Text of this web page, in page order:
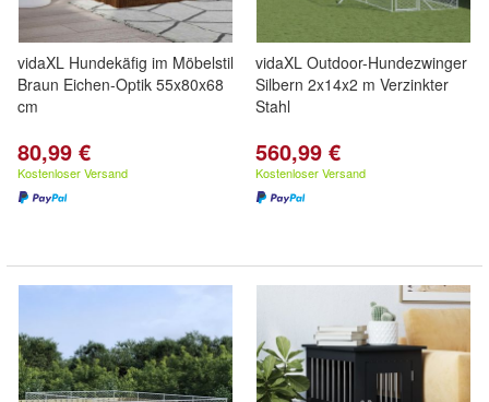
vidaXL Hundekäfig im Möbelstil
Braun Eichen-Optik 55x80x68
cm
80,99 €
Kostenloser Versand
vidaXL Outdoor-Hundezwinger
Silbern 2x14x2 m Verzinkter
Stahl
560,99 €
Kostenloser Versand